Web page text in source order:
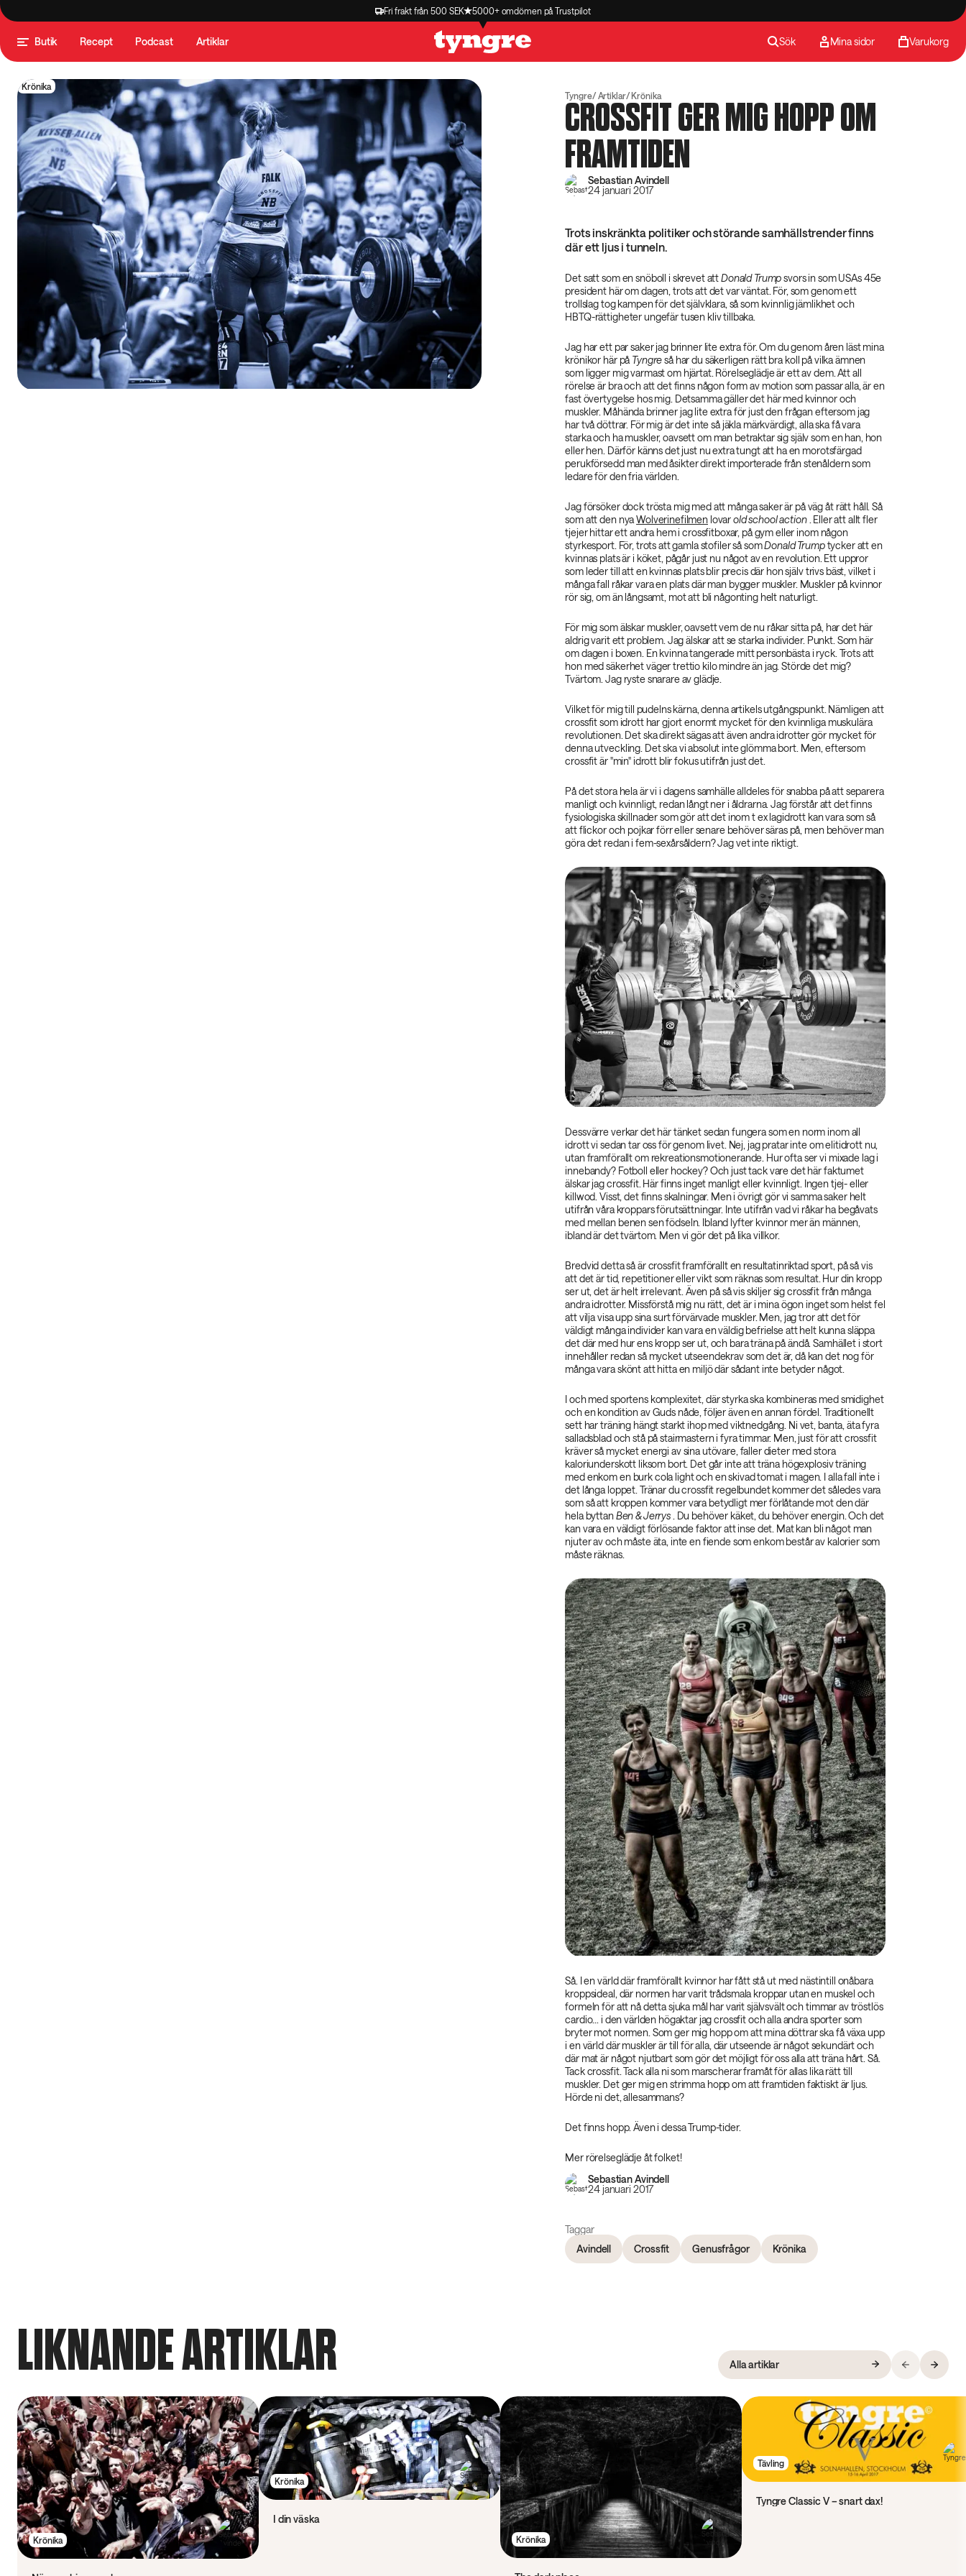
Fri frakt från 500 SEK 5000+ omdömen på Trustpilot
Butik Recept Podcast Artiklar Sök Mina sidor Varukorg
Krönika
Tyngre Artiklar Krönika
CROSSFIT GER MIG HOPP OM
FRAMTIDEN
Sebastian Avindell
24 januari 2017
Trots inskränkta politiker och störande samhällstrender finns
där ett ljus i tunneln.
Det satt som en snöboll i skrevet attDonald Trump‌svors in som USAs 45e
president här om dagen, trots att det var väntat. För, som genom ett
trollslag tog kampen för det självklara, så som kvinnlig jämlikhet och
HBTQ-rättigheter ungefär tusen kliv tillbaka.
Jag har ett par saker jag brinner lite extra för. Om du genom åren läst mina
krönikor här på Tyngre‌så har du säkerligen rätt bra koll på vilka ämnen
som ligger mig varmast om hjärtat. Rörelseglädje är ett av dem. Att all
rörelse är bra och att det finns någon form av motion som passar alla, är en
fast övertygelse hos mig. Detsamma gäller det här med kvinnor och
muskler. Måhända brinner jag lite extra för just den frågan eftersom jag
har två döttrar. För mig är det inte så jäkla märkvärdigt, alla ska få vara
starka och ha muskler, oavsett om man betraktar sig själv som en han, hon
eller hen. Därför känns det just nu extra tungt att ha en morotsfärgad
perukförsedd man med åsikter direkt importerade från stenåldern som
ledare för den fria världen.
Jag försöker dock trösta mig med att många saker är på väg åt rätt håll. Så
som att den nyaWolverinefilmen lovarold school action‌. Eller att allt fler
tjejer hittar ett andra hem i crossfitboxar, på gym eller inom någon
styrkesport. För, trots att gamla stofiler så somDonald Trump‌tycker att en
kvinnas plats är i köket, pågår just nu något av en revolution. Ett uppror
som leder till att en kvinnas plats blir precis där hon själv trivs bäst, vilket i
många fall råkar vara en plats där man bygger muskler. Muskler på kvinnor
rör sig, om än långsamt, mot att bli någonting helt naturligt.
För mig som älskar muskler, oavsett vem de nu råkar sitta på, har det här
aldrig varit ett problem. Jag älskar att se starka individer. Punkt. Som här
om dagen i boxen. En kvinna tangerade mitt personbästa i ryck. Trots att
hon med säkerhet väger trettio kilo mindre än jag. Störde det mig?
Tvärtom. Jag ryste snarare av glädje.
Vilket för mig till pudelns kärna, denna artikels utgångspunkt. Nämligen att
crossfit som idrott har gjort enormt mycket för den kvinnliga muskulära
revolutionen. Det ska direkt sägas att även andra idrotter gör mycket för
denna utveckling. Det ska vi absolut inte glömma bort. Men, eftersom
crossfit är "min" idrott blir fokus utifrån just det.
På det stora hela är vi i dagens samhälle alldeles för snabba på att separera
manligt och kvinnligt, redan långt ner i åldrarna. Jag förstår att det finns
fysiologiska skillnader som gör att det inom t ex lagidrott kan vara som så
att flickor och pojkar förr eller senare behöver säras på, men behöver man
göra det redan i fem-sexårsåldern? Jag vet inte riktigt.
Dessvärre verkar det här tänket sedan fungera som en norm inom all
idrott vi sedan tar oss för genom livet. Nej, jag pratar inte om elitidrott nu,
utan framförallt om rekreationsmotionerande. Hur ofta ser vi mixade lag i
innebandy? Fotboll eller hockey? Och just tack vare det här faktumet
älskar jag crossfit. Här finns inget manligt eller kvinnligt. Ingen tjej- eller
killwod. Visst, det finns skalningar. Men i övrigt gör vi samma saker helt
utifrån våra kroppars förutsättningar. Inte utifrån vad vi råkar ha begåvats
med mellan benen sen födseln. Ibland lyfter kvinnor mer än männen,
ibland är det tvärtom. Men vi gör det på lika villkor.
Bredvid detta så är crossfit framförallt en resultatinriktad sport, på så vis
att det är tid, repetitioner eller vikt som räknas som resultat. Hur din kropp
ser ut, det är helt irrelevant. Även på så vis skiljer sig crossfit från många
andra idrotter. Missförstå mig nu rätt, det är i mina ögon inget som helst fel
att vilja visa upp sina surt förvärvade muskler. Men, jag tror att det för
väldigt många individer kan vara en väldig befrielse att helt kunna släppa
det där med hur ens kropp ser ut, och bara träna på ändå. Samhället i stort
innehåller redan så mycket utseendekrav som det är, då kan det nog för
många vara skönt att hitta en miljö där sådant inte betyder något.
I och med sportens komplexitet, där styrka ska kombineras med smidighet
och en kondition av Guds nåde, följer även en annan fördel. Traditionellt
sett har träning hängt starkt ihop med viktnedgång. Ni vet, banta, äta fyra
salladsblad och stå på stairmastern i fyra timmar. Men, just för att crossfit
kräver så mycket energi av sina utövare, faller dieter med stora
kaloriunderskott liksom bort. Det går inte att träna högexplosiv träning
med enkom en burk cola light och en skivad tomat i magen. I alla fall inte i
det långa loppet. Tränar du crossfit regelbundet kommer det således vara
som så att kroppen kommer vara betydligt mer förlåtande mot den där
hela byttanBen & Jerrys‌. Du behöver käket, du behöver energin. Och det
kan vara en väldigt förlösande faktor att inse det. Mat kan bli något man
njuter av och måste äta, inte en fiende som enkom består av kalorier som
måste räknas.
Så. I en värld där framförallt kvinnor har fått stå ut med nästintill onåbara
kroppsideal, där normen har varit trådsmala kroppar utan en muskel och
formeln för att nå detta sjuka mål har varit självsvält och timmar av tröstlös
cardio... i den världen högaktar jag crossfit och alla andra sporter som
bryter mot normen. Som ger mig hopp om att mina döttrar ska få växa upp
i en värld där muskler är till för alla, där utseende är något sekundärt och
där mat är något njutbart som gör det möjligt för oss alla att träna hårt. Så.
Tack crossfit. Tack alla ni som marscherar framåt för allas lika rätt till
muskler. Det ger mig en strimma hopp om att framtiden faktiskt är ljus.
Hörde ni det, allesammans?
Det finns hopp. Även i dessa Trump-tider.
Mer rörelseglädje åt folket!
Sebastian Avindell
24 januari 2017
Taggar
Avindell
Crossfit Genusfrågor Krönika
LIKNANDE ARTIKLAR Alla artiklar
Krönika
Krönika
I din väska
Krönika
Tävling
Tyngre Classic V – snart dax!